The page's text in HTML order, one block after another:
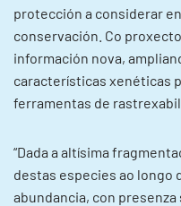
protección a considerar
conservación. Co
información nova,
características xenéticas
ferramentas de
“Dada a altísima
destas especies ao longo
abundancia, con